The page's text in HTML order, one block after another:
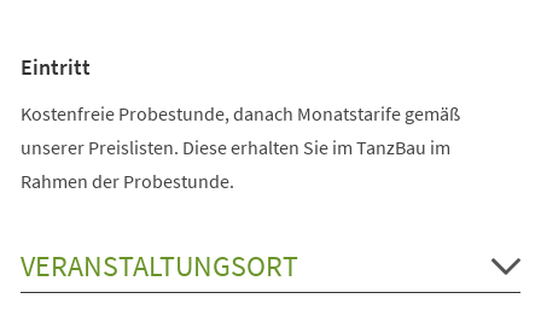
Eintritt
Kostenfreie Probestunde, danach Monatstarife gemäß
unserer Preislisten. Diese erhalten Sie im TanzBau im
Rahmen der Probestunde.
VERANSTALTUNGSORT